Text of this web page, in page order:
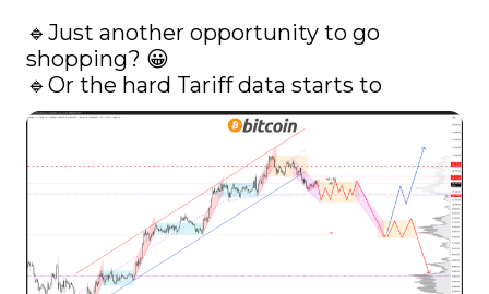
🔹Just another opportunity to go
shopping? 😀
🔹Or the hard Tariff data starts to